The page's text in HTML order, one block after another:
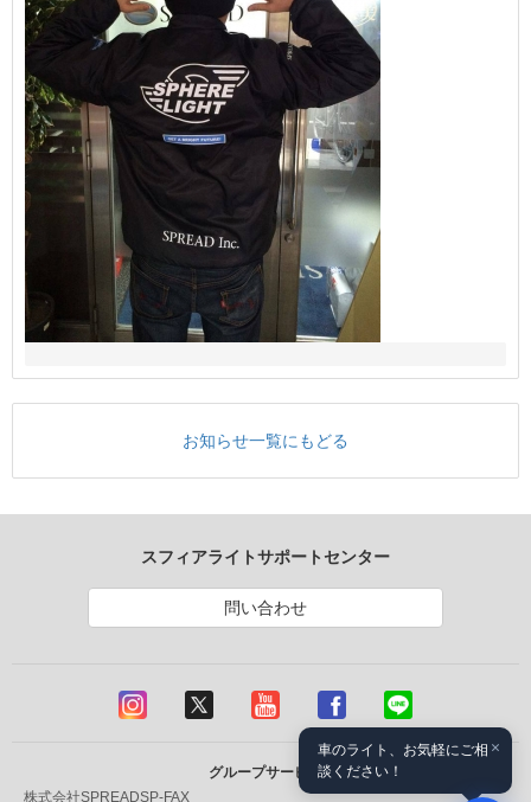
お知らせ一覧にもどる
スフィアライトサポートセンター
問い合わせ
グループサービス
株式会社SPREADSP-FAX
×
車のライト、お気軽にご相
談ください！